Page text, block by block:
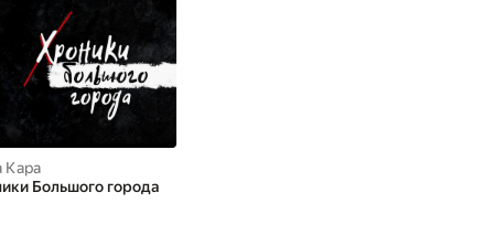
Кара
Большого города